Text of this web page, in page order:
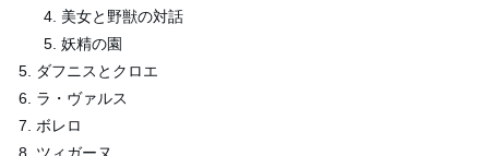
美女と野獣の対話
妖精の園
ダフニスとクロエ
ラ・ヴァルス
ボレロ